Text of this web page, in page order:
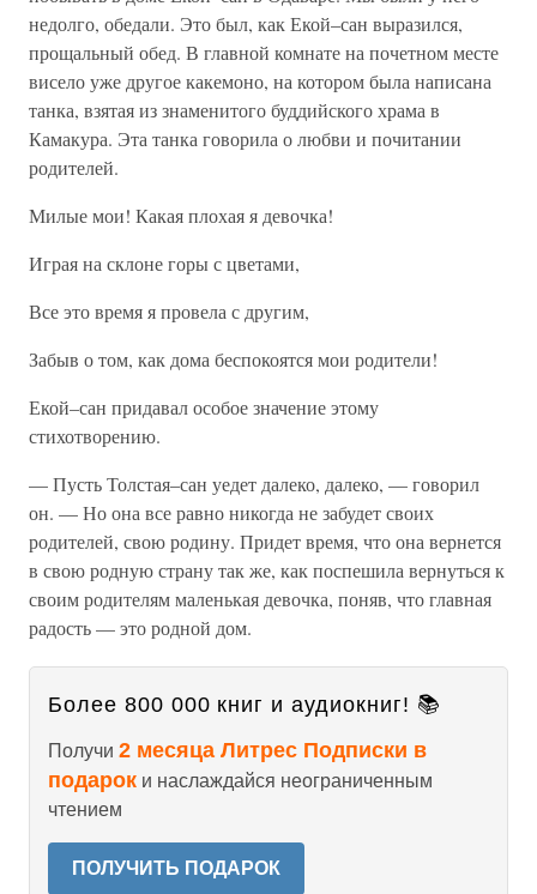
недолго, обедали. Это был, как Екой–сан выразился,
прощальный обед. В главной комнате на почетном месте
висело уже другое какемоно, на котором была написана
танка, взятая из знаменитого буддийского храма в
Камакура. Эта танка говорила о любви и почитании
родителей.
Милые мои! Какая плохая я девочка!
Играя на склоне горы с цветами,
Все это время я провела с другим,
Забыв о том, как дома беспокоятся мои родители!
Екой–сан придавал особое значение этому
стихотворению.
— Пусть Толстая–сан уедет далеко, далеко, — говорил
он. — Но она все равно никогда не забудет своих
родителей, свою родину. Придет время, что она вернется
в свою родную страну так же, как поспешила вернуться к
своим родителям маленькая девочка, поняв, что главная
радость — это родной дом.
Более 800 000 книг и аудиокниг! 📚
Получи 2 месяца Литрес Подписки в
подарок и наслаждайся неограниченным
чтением
ПОЛУЧИТЬ ПОДАРОК